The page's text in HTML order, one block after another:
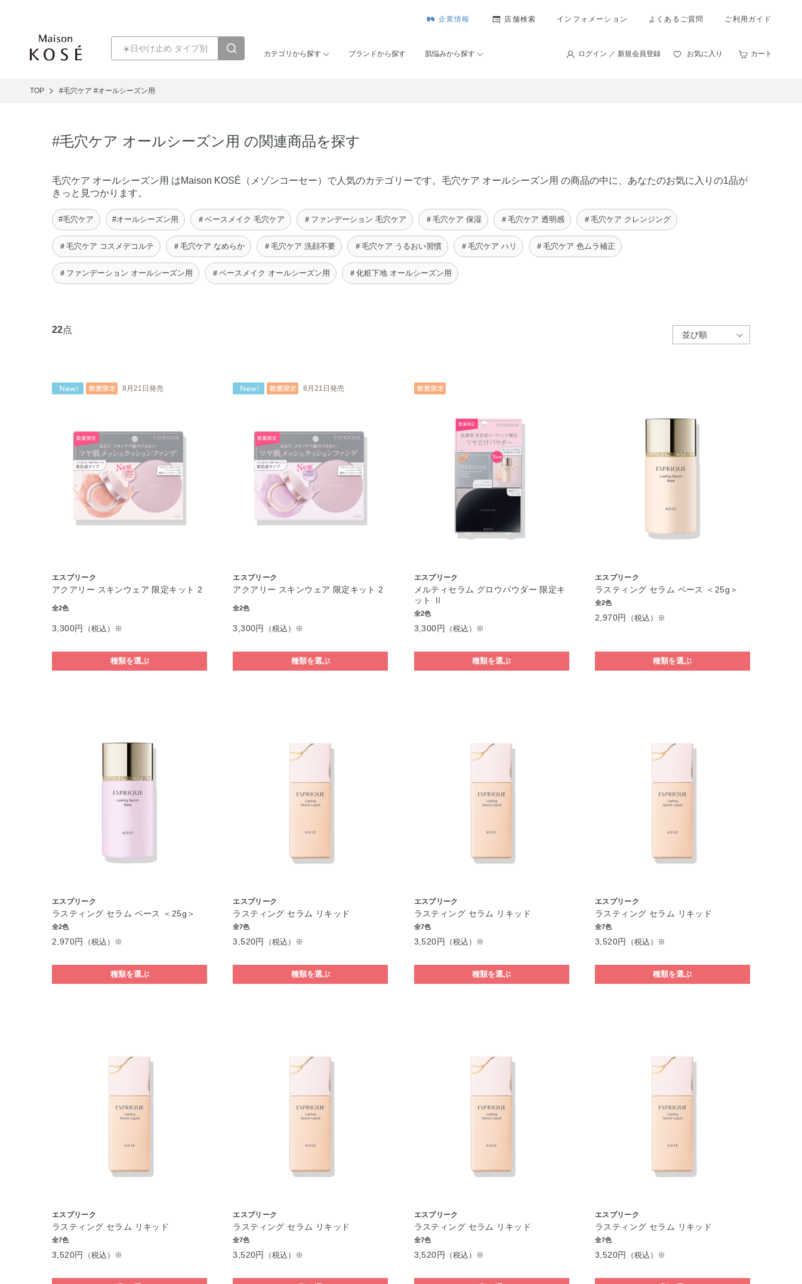
企業情報 店舗検索 インフォメーション よくあるご質問 ご利用ガイド
カテゴリから探す ブランドから探す 肌悩みから探す ログイン ／ 新規会員登録 お気に入り カート
TOP #毛穴ケア #オールシーズン用
#毛穴ケア オールシーズン用 の関連商品を探す
毛穴ケア オールシーズン用 はMaison KOSÉ（メゾンコーセー）で人気のカテゴリーです。毛穴ケア オールシーズン用 の商品の中に、あなたのお気に入りの1品が
きっと見つかります。
#毛穴ケア #オールシーズン用 ＃ベースメイク 毛穴ケア ＃ファンデーション 毛穴ケア ＃毛穴ケア 保湿 ＃毛穴ケア 透明感 ＃毛穴ケア クレンジング
＃毛穴ケア コスメデコルテ ＃毛穴ケア なめらか ＃毛穴ケア 洗顔不要 ＃毛穴ケア うるおい習慣 ＃毛穴ケア ハリ ＃毛穴ケア 色ムラ補正
＃ファンデーション オールシーズン用 ＃ベースメイク オールシーズン用 ＃化粧下地 オールシーズン用
22点
8月21日発売
エスプリーク
アクアリー スキンウェア 限定キット 2
全2色
3,300円 （税込）※
種類を選ぶ
8月21日発売
エスプリーク
アクアリー スキンウェア 限定キット 2
全2色
3,300円 （税込）※
種類を選ぶ
エスプリーク
メルティセラム グロウパウダー 限定キ
ット Ⅱ
全2色
3,300円 （税込）※
種類を選ぶ
エスプリーク
ラスティング セラム ベース ＜25g＞
全2色
2,970円 （税込）※
種類を選ぶ
エスプリーク
ラスティング セラム ベース ＜25g＞
全2色
2,970円 （税込）※
種類を選ぶ
エスプリーク
ラスティング セラム リキッド
全7色
3,520円 （税込）※
種類を選ぶ
エスプリーク
ラスティング セラム リキッド
全7色
3,520円 （税込）※
種類を選ぶ
エスプリーク
ラスティング セラム リキッド
全7色
3,520円 （税込）※
種類を選ぶ
エスプリーク
ラスティング セラム リキッド
全7色
3,520円 （税込）※
エスプリーク
ラスティング セラム リキッド
全7色
3,520円 （税込）※
エスプリーク
ラスティング セラム リキッド
全7色
3,520円 （税込）※
エスプリーク
ラスティング セラム リキッド
全7色
3,520円 （税込）※